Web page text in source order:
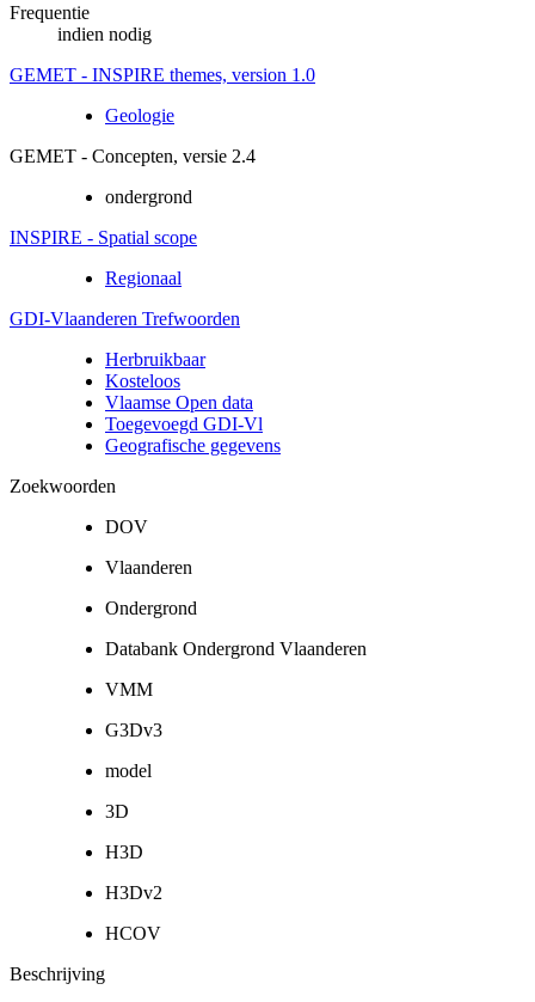
Frequentie
indien nodig
GEMET - INSPIRE themes, version 1.0
Geologie
GEMET - Concepten, versie 2.4
ondergrond
INSPIRE - Spatial scope
Regionaal
GDI-Vlaanderen Trefwoorden
Herbruikbaar
Kosteloos
Vlaamse Open data
Toegevoegd GDI-Vl
Geografische gegevens
Zoekwoorden
DOV
Vlaanderen
Ondergrond
Databank Ondergrond Vlaanderen
VMM
G3Dv3
model
3D
H3D
H3Dv2
HCOV
Beschrijving